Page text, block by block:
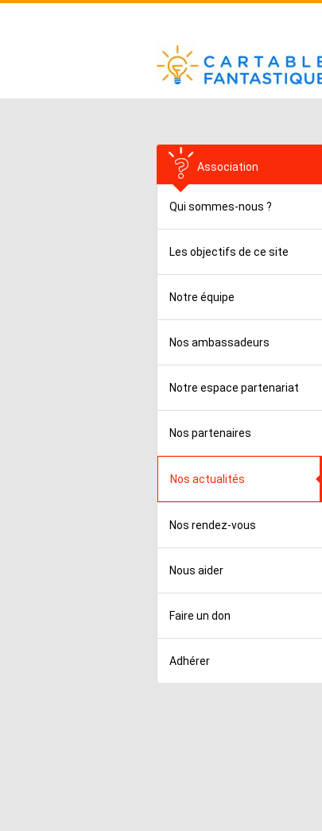
Association
Qui sommes-nous ?
Les objectifs de ce site
Notre équipe
Nos ambassadeurs
Notre espace partenariat
Nos partenaires
Nos actualités
Nos rendez-vous
Nous aider
Faire un don
Adhérer